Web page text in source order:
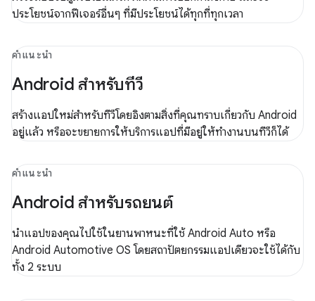
ประโยชน์จากฟีเจอร์อื่นๆ ที่มีประโยชน์ได้ทุกที่ทุกเวลา
คำแนะนำ
Android สำหรับทีวี
สร้างแอปใหม่สำหรับทีวีโดยอิงตามสิ่งที่คุณทราบเกี่ยวกับ Android
อยู่แล้ว หรือจะขยายการให้บริการแอปที่มีอยู่ให้ทำงานบนทีวีก็ได้
คำแนะนำ
Android สำหรับรถยนต์
นำแอปของคุณไปใช้ในยานพาหนะที่ใช้ Android Auto หรือ
Android Automotive OS โดยสถาปัตยกรรมแอปเดียวจะใช้ได้กับ
ทั้ง 2 ระบบ